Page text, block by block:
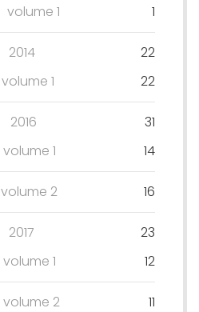
volume 1
1
2014
22
volume 1
22
2016
31
volume 1
14
volume 2 16
2017
23
volume 1
12
volume 2 11